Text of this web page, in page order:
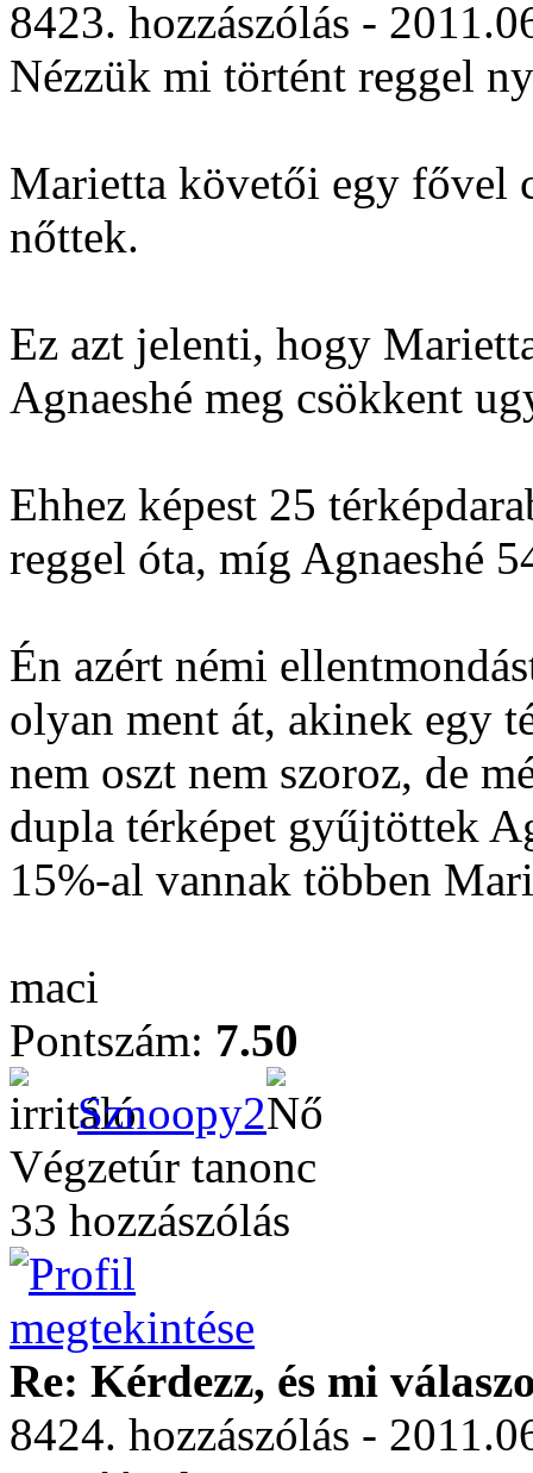
8423. hozzászólás -
Nézzük mi történt reggel
Marietta követői egy fővel
nőttek.
Ez azt jelenti, hogy
Agnaeshé meg csökkent
Ehhez képest 25
reggel óta, míg Agnaeshé
Én azért némi
olyan ment át, akinek egy
nem oszt nem szoroz, de
dupla térképet gyűjtöttek
15%-al vannak többen
maci
Pontszám: 7.50
Sznoopy2
Végzetúr tanonc
33 hozzászólás
Re: Kérdezz, és mi
8424. hozzászólás -